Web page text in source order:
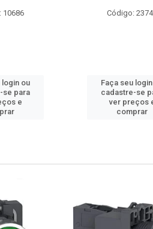
23740
login ou
se para
e
Código:
Faça seu
cadastre-se
ver preços
comprar